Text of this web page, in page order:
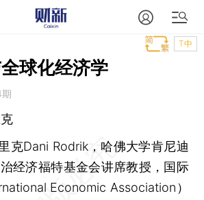
T中
球化经济学
Dani Rodrik，哈佛大学肯尼迪
经济福特基金会讲席教授，国际
Economic Association）